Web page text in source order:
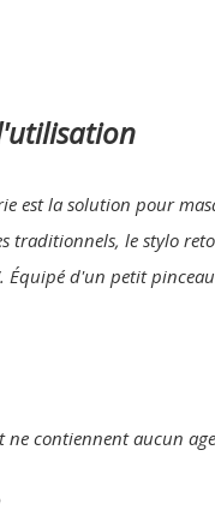
est la solution pour
traditionnels, le stylo
Équipé d'un petit
ne contiennent aucun